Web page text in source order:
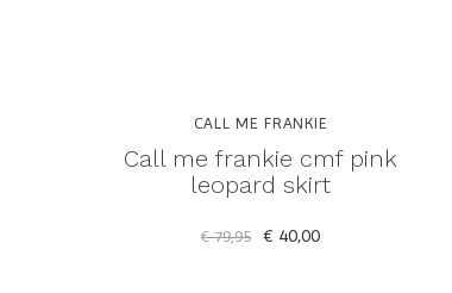
CALL ME FRANKIE
Call me frankie cmf pink
leopard skirt
€ 79,95 € 40,00